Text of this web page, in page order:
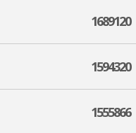
1689120
1594320
1555866